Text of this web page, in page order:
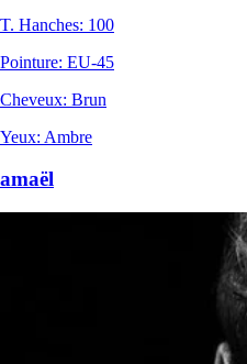
T. Hanches: 100
Pointure: EU-45
Cheveux: Brun
Yeux: Ambre
amaël